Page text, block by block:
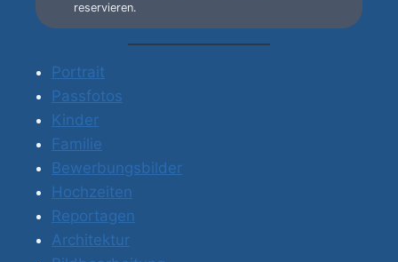
reservieren.
Portrait
Passfotos
Kinder
Familie
Bewerbungsbilder
Hochzeiten
Reportagen
Architektur